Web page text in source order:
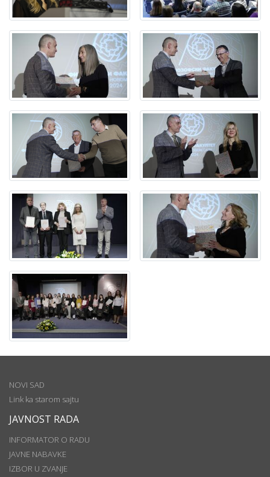
NOVI SAD
Link ka starom sajtu
JAVNOST RADA
INFORMATOR O RADU
JAVNE NABAVKE
IZBOR U ZVANJE